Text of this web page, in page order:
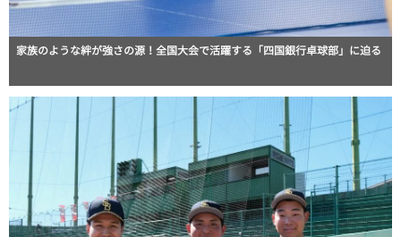
家族のような絆が強さの源！全国大会で活躍する「四国銀行卓球部」に迫る